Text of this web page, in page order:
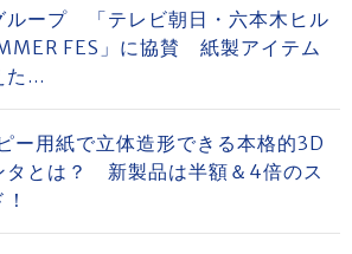
ループ 「テレビ朝日・六本木ヒル
FES」に協賛 紙製アイテム
た...
ー用紙で立体造形できる本格的3D
タとは？ 新製品は半額＆4倍のス